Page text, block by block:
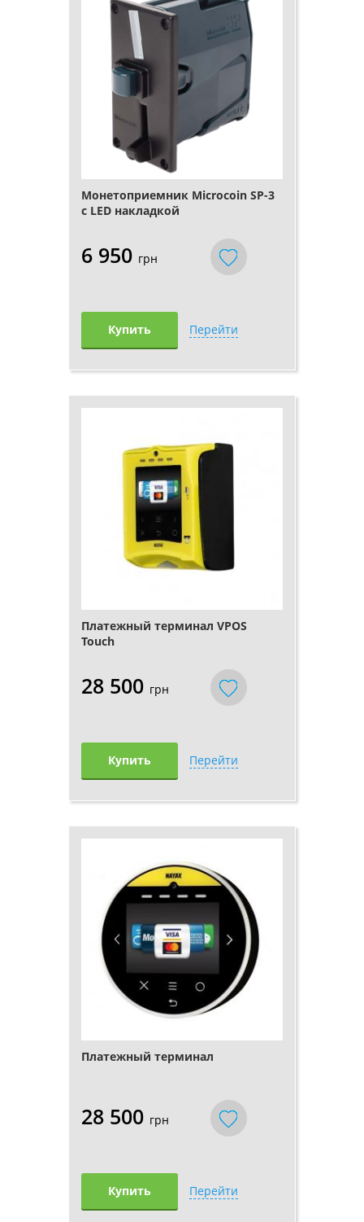
Монетоприемник Microcoin SP-3
с LED накладкой
6 950 грн
Купить Перейти
Платежный терминал VPOS
Touch
28 500 грн
Купить Перейти
Платежный терминал
28 500 грн
Купить Перейти